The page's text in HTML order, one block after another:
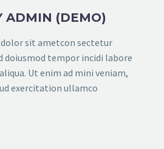
ADMIN (DEMO)
sit ametcon sectetur
doiusmod tempor incidi labore
Ut enim ad mini veniam,
exercitation ullamco